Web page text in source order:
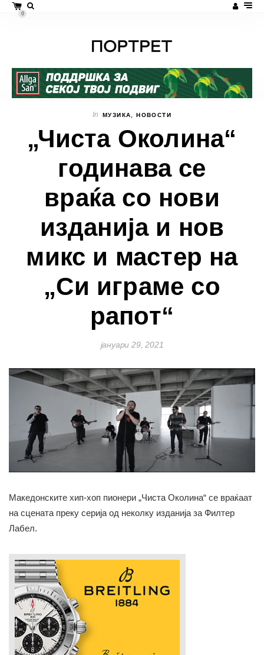
0
In МУЗИКА ,НОВОСТИ
„Чиста Околина“
годинава се
враќа со нови
изданија и нов
микс и мастер на
„Си играме со
рапот“
јануари 29, 2021
Македонските хип-хоп пионери „Чиста Околина“ се враќаат
на сцената преку серија од неколку изданија за Филтер
Лабел.